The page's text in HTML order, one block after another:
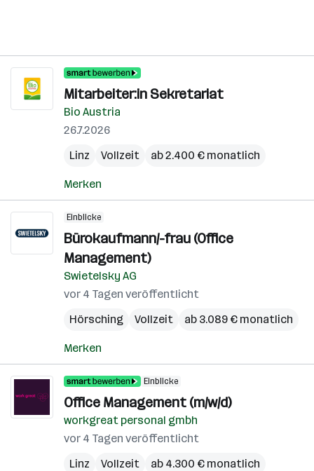
Mitarbeiter:in Sekretariat
Bio Austria
26.7.2026
Linz
Vollzeit ab 2.400 € monatlich
Merken
Einblicke
Bürokaufmann/-frau (Office
Management)
Swietelsky AG
vor 4 Tagen veröffentlicht
Hörsching
Vollzeit ab 3.089 € monatlich
Merken
Einblicke
Office Management (m/w/d)
workgreat personal gmbh
vor 4 Tagen veröffentlicht
Linz
Vollzeit ab 4.300 € monatlich